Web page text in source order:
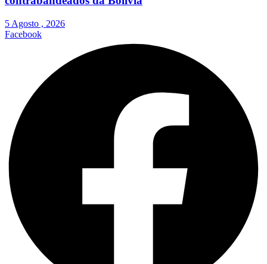
5 Agosto , 2026
Facebook